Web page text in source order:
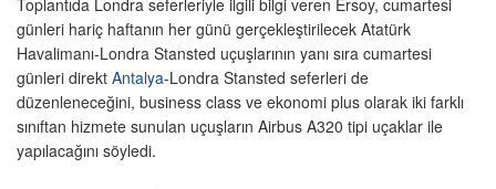
günleri hariç haftanın her günü gerçekleştirilecek Atatürk
Havalimanı-Londra Stansted uçuşlarının yanı sıra cumartesi
günleri direkt Antalya-Londra Stansted seferleri de
düzenleneceğini, business class ve ekonomi plus olarak iki farklı
sınıftan hizmete sunulan uçuşların Airbus A320 tipi uçaklar ile
yapılacağını söyledi.